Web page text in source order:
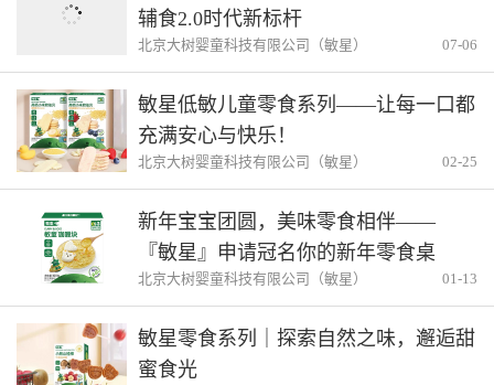
辅食2.0时代新标杆
北京大树婴童科技有限公司（敏星） 07-06
敏星低敏儿童零食系列——让每一口都
充满安心与快乐！
北京大树婴童科技有限公司（敏星） 02-25
新年宝宝团圆，美味零食相伴——
『敏星』申请冠名你的新年零食桌
北京大树婴童科技有限公司（敏星） 01-13
敏星零食系列｜探索自然之味，邂逅甜
蜜食光